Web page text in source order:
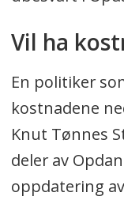
Vil ha
En politiker
kostnadene
Knut Tønnes
deler av
oppdatering